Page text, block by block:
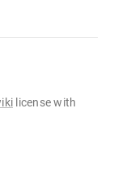
license with